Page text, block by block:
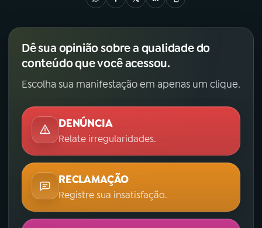
Dê sua opinião sobre a qualidade do
conteúdo que você acessou.
Escolha sua manifestação em apenas um clique.
DENÚNCIA
Relate irregularidades.
RECLAMAÇÃO
Registre sua insatisfação.